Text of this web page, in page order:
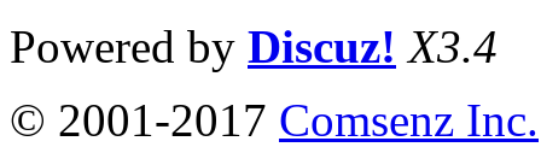
Powered by Discuz! X3.4
© 2001-2017 Comsenz Inc.